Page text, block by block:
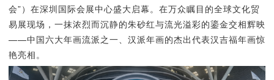
会”）在深圳国际会展中心盛大启幕。在万众瞩目的全球文化贸
易展现场，一抹浓烈而沉静的朱砂红与流光溢彩的鎏金交相辉映
——中国六大年画流派之一、汉派年画的杰出代表汉吉福年画惊
艳亮相。